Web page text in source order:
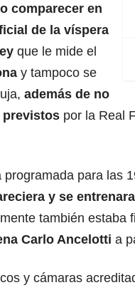
comparecer en
de la víspera
que le mide el
y tampoco se
además de no
por la Real
para las
y se
también estaba
Carlo Ancelotti a
y cámaras